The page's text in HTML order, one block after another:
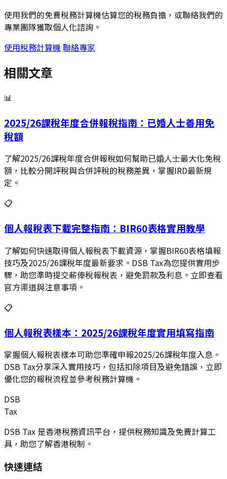
使用我們的免費稅務計算機估算您的稅務負擔，或聯絡我們的
專業團隊獲取個人化諮詢。
使用稅務計算機 聯絡專家
相關文章
📊
2025/26課稅年度合併報稅指南：已婚人士善用免
稅額
了解2025/26課稅年度合併報稅如何幫助已婚人士最大化免稅
額，比較分開評稅與合併評稅的稅務差異，掌握IRD最新規
定。
📋
個人報稅表下載完整指南：BIR60表格實用教學
了解如何快速取得個人報稅表下載資源，掌握BIR60表格填報
技巧及2025/26課稅年度最新要求。DSB Tax為您提供實用步
驟，助您準時提交薪俸稅報稅表，避免罰款及利息。立即查看
官方渠道與注意事項。
📋
個人報稅表樣本：2025/26課稅年度實用填寫指南
掌握個人報稅表樣本可助您準確申報2025/26課稅年度入息。
DSB Tax分享深入實用技巧，包括扣除項目及避免錯誤，立即
優化您的報稅流程並參考稅務計算機。
DSB
Tax
DSB Tax 是香港稅務資訊平台，提供稅務知識及免費計算工
具，助您了解香港稅制。
快速連結